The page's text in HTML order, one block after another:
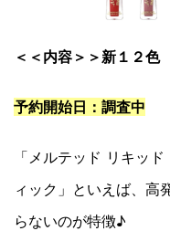
＜＜内容＞＞新１２色
予約開始日：調査中
「メルテッド リキッ
ィック」といえば、高
らないのが特徴♪